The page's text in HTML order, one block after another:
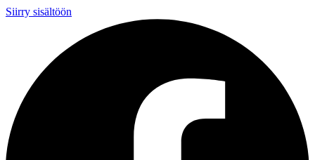
Siirry sisältöön